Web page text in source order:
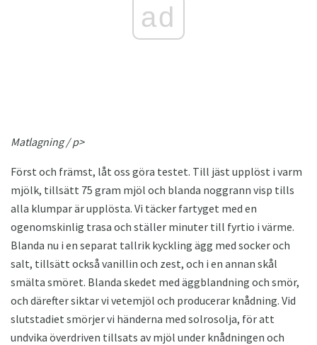
ad
Matlagning / p>
Först och främst, låt oss göra testet. Till jäst upplöst i varm
mjölk, tillsätt 75 gram mjöl och blanda noggrann visp tills
alla klumpar är upplösta. Vi täcker fartyget med en
ogenomskinlig trasa och ställer minuter till fyrtio i värme.
Blanda nu i en separat tallrik kyckling ägg med socker och
salt, tillsätt också vanillin och zest, och i en annan skål
smälta smöret. Blanda skedet med äggblandning och smör,
och därefter siktar vi vetemjöl och producerar knådning. Vid
slutstadiet smörjer vi händerna med solrosolja, för att
undvika överdriven tillsats av mjöl under knådningen och